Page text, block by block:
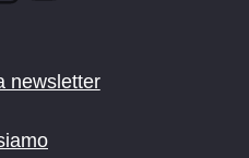
newsletter